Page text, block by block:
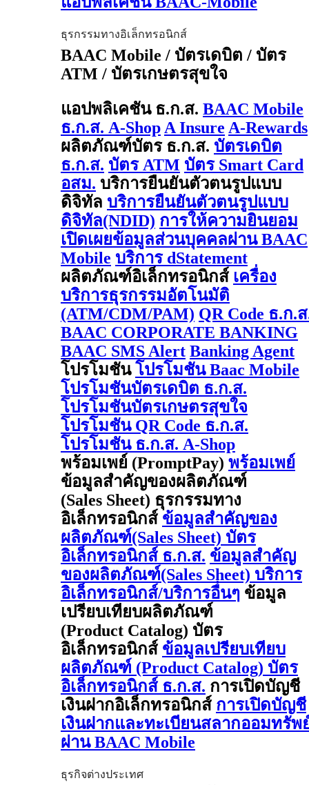
ธุรกรรมทางอิเล็กทรอนิกส์
BAAC Mobile / บัตรเดบิต / บัตร
ATM / บัตรเกษตรสุขใจ
แอปพลิเคชัน ธ.ก.ส. BAAC Mobile
ธ.ก.ส. A-Shop A Insure A-Rewards
ผลิตภัณฑ์บัตร ธ.ก.ส. บัตรเดบิต
ธ.ก.ส. บัตร ATM บัตร Smart Card
อสม. บริการยืนยันตัวตนรูปแบบ
ดิจิทัล บริการยืนยันตัวตนรูปแบบ
ดิจิทัล(NDID) การให้ความยินยอม
เปิดเผยข้อมูลส่วนบุคคลผ่าน BAAC
Mobile บริการ dStatement
ผลิตภัณฑ์อิเล็กทรอนิกส์ เครื่อง
บริการธุรกรรมอัตโนมัติ
(ATM/CDM/PAM) QR Code ธ.ก.
BAAC CORPORATE BANKING
BAAC SMS Alert Banking Agent
โปรโมชัน โปรโมชัน Baac Mobile
โปรโมชันบัตรเดบิต ธ.ก.ส.
โปรโมชันบัตรเกษตรสุขใจ
โปรโมชัน QR Code ธ.ก.ส.
โปรโมชัน ธ.ก.ส. A-Shop
พร้อมเพย์ (PromptPay) พร้อมเพย์
ข้อมูลสำคัญของผลิตภัณฑ์
(Sales Sheet) ธุรกรรมทาง
อิเล็กทรอนิกส์ ข้อมูลสำคัญของ
ผลิตภัณฑ์(Sales Sheet) บัตร
อิเล็กทรอนิกส์ ธ.ก.ส. ข้อมูลสำคัญ
ของผลิตภัณฑ์(Sales Sheet) บริการ
อิเล็กทรอนิกส์/บริการอื่นๆ ข้อมูล
เปรียบเทียบผลิตภัณฑ์
(Product Catalog) บัตร
อิเล็กทรอนิกส์ ข้อมูลเปรียบเทียบ
ผลิตภัณฑ์ (Product Catalog) บัตร
อิเล็กทรอนิกส์ ธ.ก.ส. การเปิดบัญชี
เงินฝากอิเล็กทรอนิกส์ การเปิดบัญชี
เงินฝากและทะเบียนสลากออมทรัพ
ผ่าน BAAC Mobile
ธุรกิจต่างประเทศ